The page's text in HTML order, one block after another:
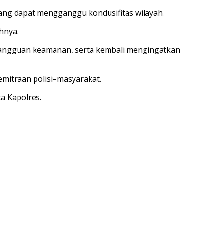
dapat mengganggu kondusifitas wilayah.
keamanan, serta kembali mengingatkan
polisi–masyarakat.
Kapolres.